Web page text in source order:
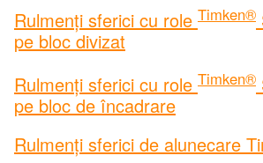
Rulmenți sferici cu role Timken®
pe bloc divizat
Rulmenți sferici cu role Timken®
pe bloc de încadrare
Rulmenți sferici de alunecare